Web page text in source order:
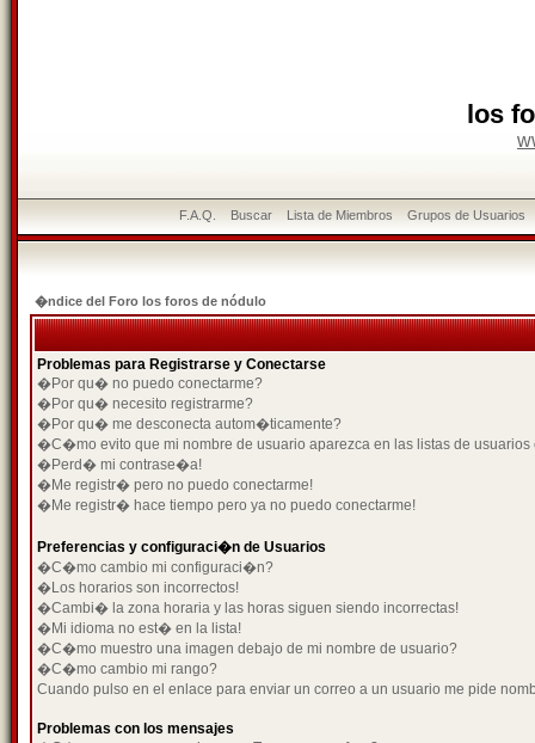
los
F.A.Q. Buscar Lista de Miembros Grupos de Usuarios
�ndice del Foro los foros de nódulo
Problemas para Registrarse y Conectarse
�Por qu� no puedo conectarme?
�Por qu� necesito registrarme?
�Por qu� me desconecta autom�ticamente?
�C�mo evito que mi nombre de usuario aparezca en las listas de usuarios
�Perd� mi contrase�a!
�Me registr� pero no puedo conectarme!
�Me registr� hace tiempo pero ya no puedo conectarme!
Preferencias y configuraci�n de Usuarios
�C�mo cambio mi configuraci�n?
�Los horarios son incorrectos!
�Cambi� la zona horaria y las horas siguen siendo incorrectas!
�Mi idioma no est� en la lista!
�C�mo muestro una imagen debajo de mi nombre de usuario?
�C�mo cambio mi rango?
Cuando pulso en el enlace para enviar un correo a un usuario me pide
Problemas con los mensajes